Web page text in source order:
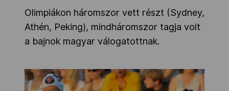
Olimpiákon háromszor vett részt (Sydney,
Athén, Peking), mindháromszor tagja volt
a bajnok magyar válogatottnak.